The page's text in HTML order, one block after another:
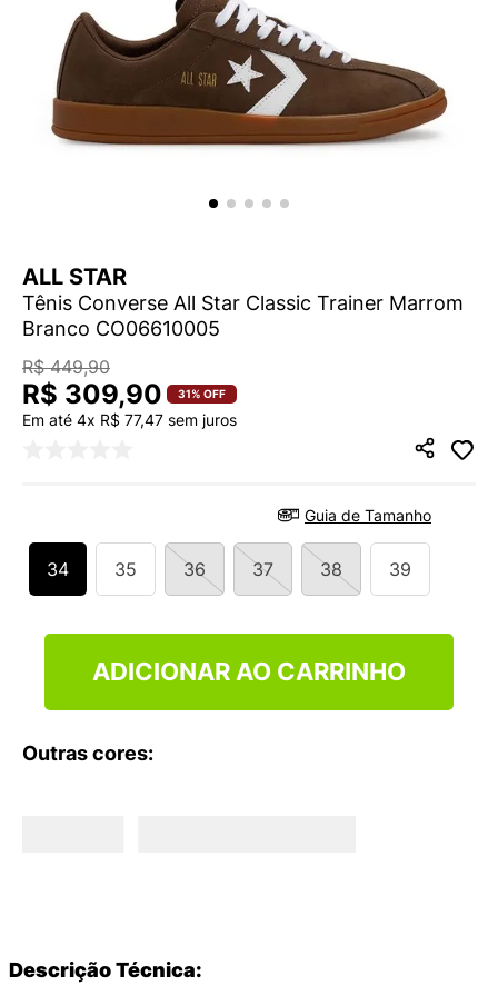
ALL STAR
Tênis Converse All Star Classic Trainer Marrom
Branco CO06610005
R$ 449,90
R$ 309,90 31% OFF
Em até 4x R$ 77,47 sem juros
Guia de Tamanho
34 35 36 37 38 39
ADICIONAR AO CARRINHO
Outras cores:
Descrição Técnica:
VANS TÊNIS VANS ULTRARANGE
NEW BALANCE 204L